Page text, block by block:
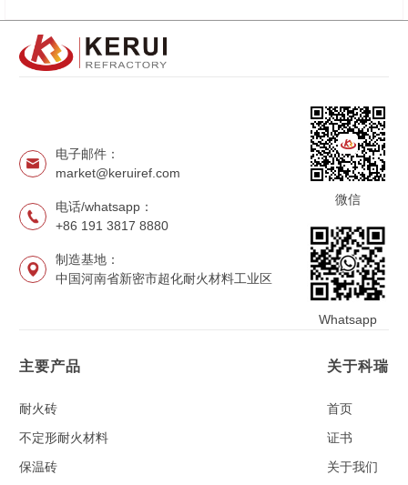
电子邮件：
market@keruiref.com
电话/whatsapp：
+86 191 3817 8880
制造基地：
中国河南省新密市超化耐火材料工业区
微信
Whatsapp
主要产品
耐火砖
不定形耐火材料
保温砖
关于科瑞
首页
证书
关于我们